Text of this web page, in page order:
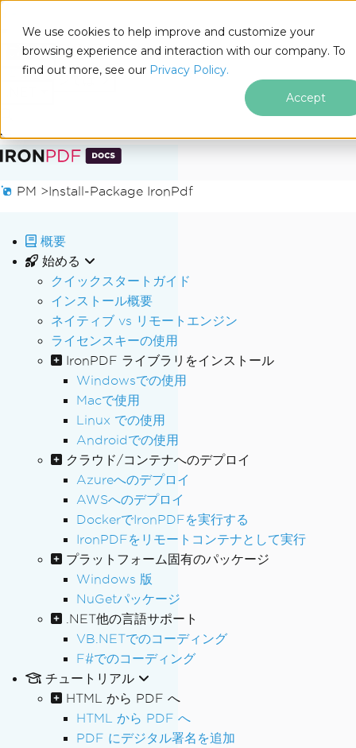
We use cookies to help improve and customize your
browsing experience and interaction with our company. To
find out more, see our Privacy Policy.
Accept
フッターコンテンツにスキップ
Docs
PM >Install-Package IronPdf
概要
始める
クイックスタートガイド
インストール概要
ネイティブ vs リモートエンジン
ライセンスキーの使用
IronPDF ライブラリをインストール
Windowsでの使用
Macで使用
Linux での使用
Androidでの使用
クラウド/コンテナへのデプロイ
Azureへのデプロイ
AWSへのデプロイ
DockerでIronPDFを実行する
IronPDFをリモートコンテナとして実行
プラットフォーム固有のパッケージ
Windows 版
NuGetパッケージ
.NET他の言語サポート
VB.NETでのコーディング
F#でのコーディング
チュートリアル
HTML から PDF へ
HTML から PDF へ
PDF にデジタル署名を追加